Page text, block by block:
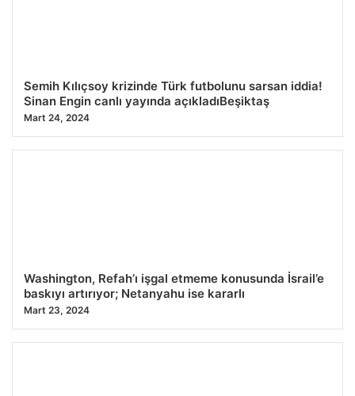
Semih Kılıçsoy krizinde Türk futbolunu sarsan iddia!
Sinan Engin canlı yayında açıkladıBeşiktaş
Mart 24, 2024
Washington, Refah’ı işgal etmeme konusunda İsrail’e
baskıyı artırıyor; Netanyahu ise kararlı
Mart 23, 2024